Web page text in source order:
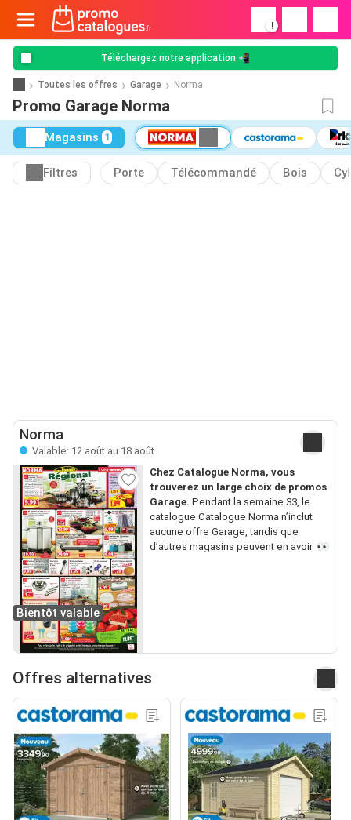
!
Téléchargez notre application 📲
Toutes les offres Garage Norma
Promo Garage Norma
Magasins 1
Filtres Porte Télécommandé Bois
Norma
Valable: 12 août au 18 août
Bientôt valable
Chez Catalogue Norma, vous
trouverez un large choix de promos
Garage. Pendant la semaine 33, le
catalogue Catalogue Norma n’inclut
aucune offre Garage, tandis que
d’autres magasins peuvent en avoir. 👀
Offres alternatives